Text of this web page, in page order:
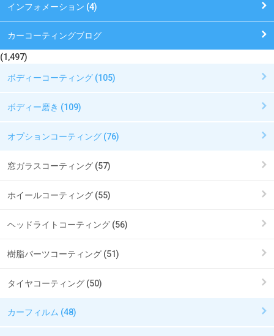
インフォメーション (4)
カーコーティングブログ
(1,497)
ボディーコーティング (105)
ボディー磨き (109)
オプションコーティング (76)
窓ガラスコーティング (57)
ホイールコーティング (55)
ヘッドライトコーティング (56)
樹脂パーツコーティング (51)
タイヤコーティング (50)
カーフィルム (48)